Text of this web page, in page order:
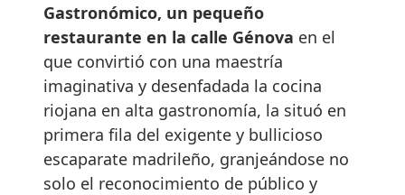
Gastronómico, un pequeño
restaurante en la calle Génova en el
que convirtió con una maestría
imaginativa y desenfadada la cocina
riojana en alta gastronomía, la situó en
primera fila del exigente y bullicioso
escaparate madrileño, granjeándose no
solo el reconocimiento de público y